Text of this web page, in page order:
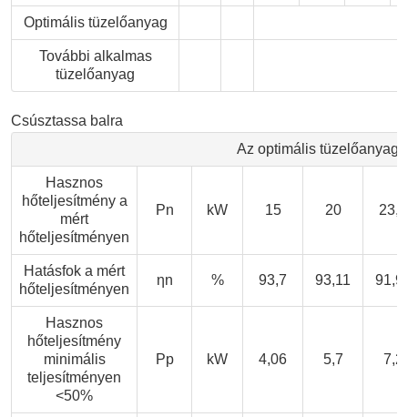
Optimális tüzelőanyag
További alkalmas
tüzelőanyag
Csúsztassa balra
Az optimális
Hasznos
hőteljesítmény a
mért
hőteljesítményen
Pn kW 15 20 23,8
Hatásfok a mért
hőteljesítményen
ηn % 93,7 93,11
Hasznos
hőteljesítmény
minimális
teljesítményen
<50%
Pp kW 4,06 5,7 7,2